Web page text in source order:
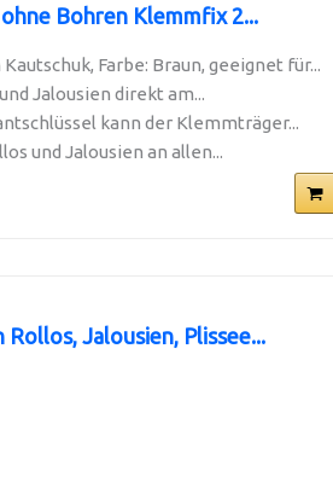
Bohren Klemmfix 2...
Farbe: Braun, geeignet für...
Jalousien direkt am...
kann der Klemmträger...
und Jalousien an allen...
Jalousien, Plissee...